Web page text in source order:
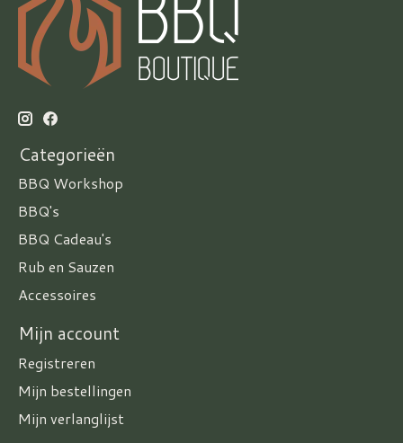
Categorieën
BBQ Workshop
BBQ's
BBQ Cadeau's
Rub en Sauzen
Accessoires
Mijn account
Registreren
Mijn bestellingen
Mijn verlanglijst